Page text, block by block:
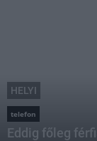
HELYI
telefon
Eddig főleg